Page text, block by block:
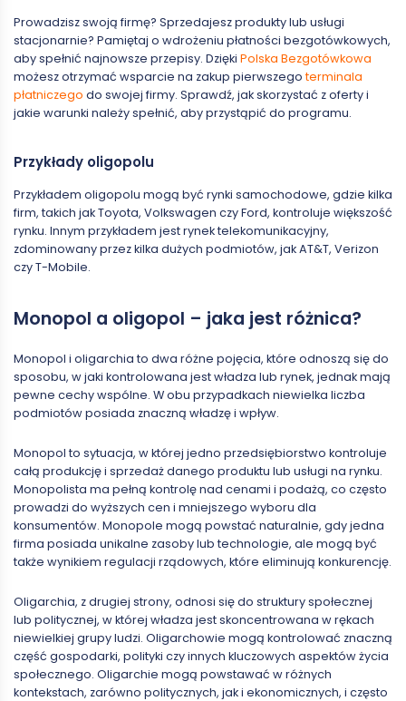
Prowadzisz swoją firmę? Sprzedajesz produkty lub usługi
stacjonarnie? Pamiętaj o wdrożeniu płatności bezgotówkowych,
aby spełnić najnowsze przepisy. Dzięki Polska Bezgotówkowa
możesz otrzymać wsparcie na zakup pierwszegoterminala
płatniczego do swojej firmy. Sprawdź, jak skorzystać z oferty i
jakie warunki należy spełnić, aby przystąpić do programu.
Przykłady oligopolu
Przykładem oligopolu mogą być rynki samochodowe, gdzie kilka
firm, takich jak Toyota, Volkswagen czy Ford, kontroluje większość
rynku. Innym przykładem jest rynek telekomunikacyjny,
zdominowany przez kilka dużych podmiotów, jak AT&T, Verizon
czy T-Mobile.
Monopol a oligopol – jaka jest różnica?
Monopol i oligarchia to dwa różne pojęcia, które odnoszą się do
sposobu, w jaki kontrolowana jest władza lub rynek, jednak mają
pewne cechy wspólne. W obu przypadkach niewielka liczba
podmiotów posiada znaczną władzę i wpływ.
Monopol to sytuacja, w której jedno przedsiębiorstwo kontroluje
całą produkcję i sprzedaż danego produktu lub usługi na rynku.
Monopolista ma pełną kontrolę nad cenami i podażą, co często
prowadzi do wyższych cen i mniejszego wyboru dla
konsumentów. Monopole mogą powstać naturalnie, gdy jedna
firma posiada unikalne zasoby lub technologie, ale mogą być
także wynikiem regulacji rządowych, które eliminują konkurencję.
Oligarchia, z drugiej strony, odnosi się do struktury społecznej
lub politycznej, w której władza jest skoncentrowana w rękach
niewielkiej grupy ludzi. Oligarchowie mogą kontrolować znaczną
część gospodarki, polityki czy innych kluczowych aspektów życia
społecznego. Oligarchie mogą powstawać w różnych
kontekstach, zarówno politycznych, jak i ekonomicznych, i często